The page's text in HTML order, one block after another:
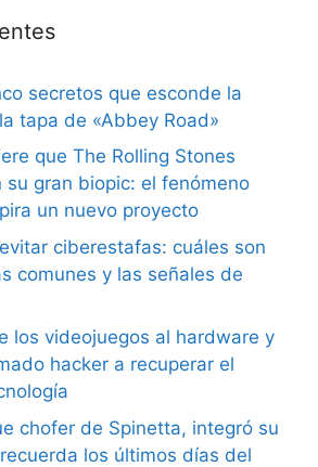
secretos que esconde la
tapa de «Abbey Road»
que The Rolling Stones
gran biopic: el fenómeno
un nuevo proyecto
ciberestafas: cuáles son
comunes y las señales de
los videojuegos al hardware y
hacker a recuperar el
chofer de Spinetta, integró su
los últimos días del